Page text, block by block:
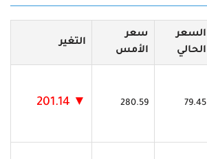
السعر
الحالي
سعر
الأمس
التغير
79.45
280.59
▼ 201.14